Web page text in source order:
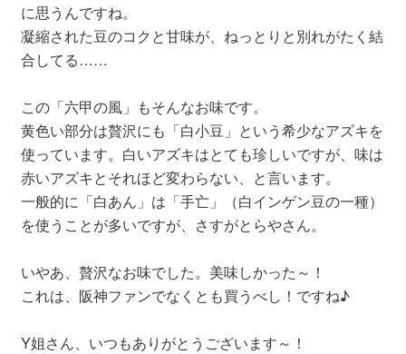
に思うんですね。
凝縮された豆のコクと甘味が、ねっとりと別れがたく結
合してる……
この「六甲の風」もそんなお味です。
黄色い部分は贅沢にも「白小豆」という希少なアズキを
使っています。白いアズキはとても珍しいですが、味は
赤いアズキとそれほど変わらない、と言います。
一般的に「白あん」は「手亡」（白インゲン豆の一種）
を使うことが多いですが、さすがとらやさん。
いやあ、贅沢なお味でした。美味しかった～！
これは、阪神ファンでなくとも買うべし！ですね♪
Y姐さん、いつもありがとうございます～！